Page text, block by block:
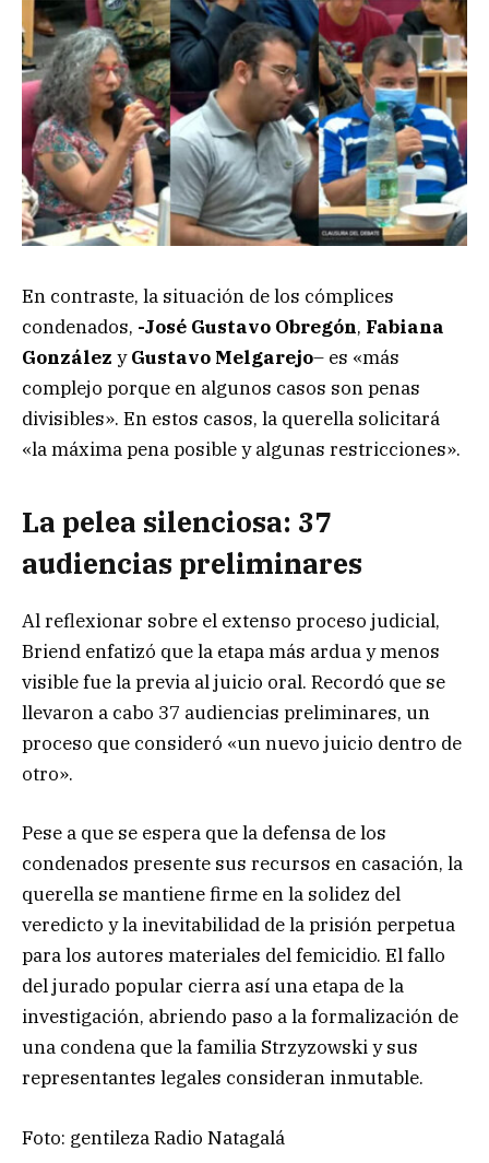
En contraste, la situación de los cómplices
condenados, -José Gustavo Obregón, Fabiana
González yGustavo Melgarejo– es «más
complejo porque en algunos casos son penas
divisibles». En estos casos, la querella solicitará
«la máxima pena posible y algunas restricciones».
La pelea silenciosa: 37
audiencias preliminares
Al reflexionar sobre el extenso proceso judicial,
Briend enfatizó que la etapa más ardua y menos
visible fue la previa al juicio oral. Recordó que se
llevaron a cabo 37 audiencias preliminares, un
proceso que consideró «un nuevo juicio dentro de
otro».
Pese a que se espera que la defensa de los
condenados presente sus recursos en casación, la
querella se mantiene firme en la solidez del
veredicto y la inevitabilidad de la prisión perpetua
para los autores materiales del femicidio. El fallo
del jurado popular cierra así una etapa de la
investigación, abriendo paso a la formalización de
una condena que la familia Strzyzowski y sus
representantes legales consideran inmutable.
Foto: gentileza Radio Natagalá